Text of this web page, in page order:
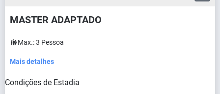
MASTER ADAPTADO
Max.:3 Pessoa
Mais detalhes
Condições de Estadia